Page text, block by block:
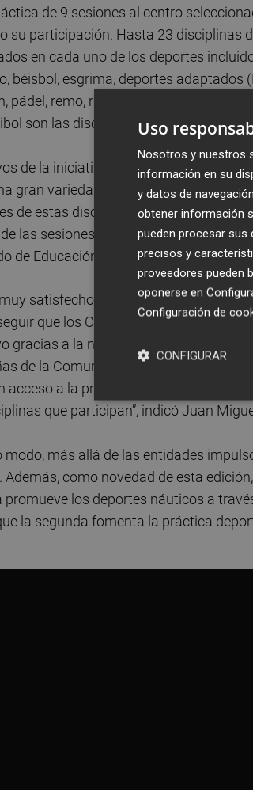
de 9 sesiones al centro
su participación. Hasta 23 disciplinas
en cada uno de los deportes
béisbol, esgrima, deportes adaptados
pádel, remo, rugby, tiro con arco,
son las disciplinas que llegarán a
de la iniciativa pasan por acercar a
gran variedad de deportes que no
de estas disciplinas en un futuro.
las sesiones de la mano de los
de Educación Física del centro
satisfechos de la evolución que
que los Centros Educativos
gracias a la nueva ley, el proyecto se
de la Comunitat Valenciana sepan
acceso a la práctica de los mismos.
que participan”, indicó Juan
modo, más allá de las entidades
Además, como novedad de esta
promueve los deportes náuticos a
la segunda fomenta la práctica
Uso
Nosotros y nuestros
información en su
y datos de
obtener información
pueden procesar sus
precisos y
proveedores pueden
oponerse en
Configuración de
CONFIGURAR